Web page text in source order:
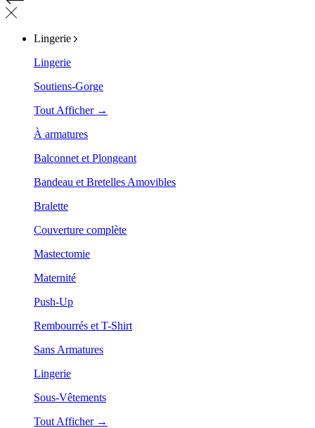
Lingerie
Lingerie
Soutiens-Gorge
Tout Afficher →
À armatures
Balconnet et Plongeant
Bandeau et Bretelles Amovibles
Bralette
Couverture complète
Mastectomie
Maternité
Push-Up
Rembourrés et T-Shirt
Sans Armatures
Lingerie
Sous-Vêtements
Tout Afficher →